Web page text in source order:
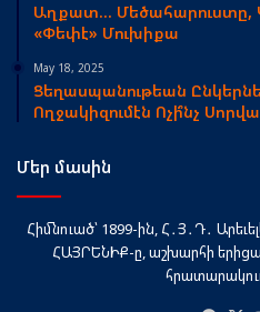
Աղքատ… Մեծահարուստը,
«Փեփէ» Մուխիքա
May 18, 2025
Ցեղասպանութեան
Ողջակիզումէն Ոչի՞նչ
Մեր մասին
Հիմնուած՝ 1899-ին, Հ․Յ․Դ․
ՀԱՅՐԵՆԻՔ-ը, աշխարհի